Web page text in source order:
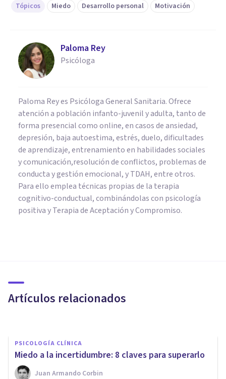
Tópicos Miedo Desarrollo personal Motivación
Paloma Rey
Psicóloga
Paloma Rey es Psicóloga General Sanitaria. Ofrece
atención a población infanto-juvenil y adulta, tanto de
forma presencial como online, en casos de ansiedad,
depresión, baja autoestima, estrés, duelo, dificultades
de aprendizaje, entrenamiento en habilidades sociales
y comunicación,resolución de conflictos, problemas de
conducta y gestión emocional, y TDAH, entre otros.
Para ello emplea técnicas propias de la terapia
cognitivo-conductual, combinándolas con psicología
positiva y Terapia de Aceptación y Compromiso.
Artículos relacionados
personas genuinas
PSICOLOGÍA CLÍNICA
Miedo a la incertidumbre: 8 claves para superarlo
Juan Armando Corbin